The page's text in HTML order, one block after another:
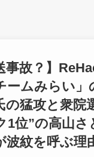
事故？】
ームみらい」
の猛攻と衆院
1位”の高山さ
波紋を呼ぶ理